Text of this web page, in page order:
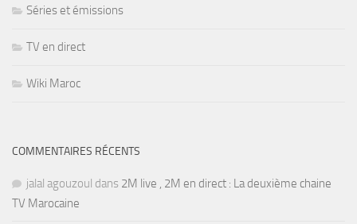
Séries et émissions
TV en direct
Wiki Maroc
COMMENTAIRES RÉCENTS
jalal agouzoul dans 2M live , 2M en direct : La deuxième chaine
TV Marocaine